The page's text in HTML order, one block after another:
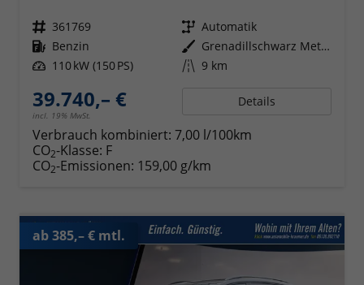
Fahrzeugnr. 361769 Getriebe Automatik
Kraftstoff Benzin Außenfarbe
Grenadillschwarz Metallic
Leistung 110 kW (150 PS) Kilometerstand 9 km
39.740,– €
incl. 19% MwSt.
Details
Verbrauch kombiniert: 7,00 l/100km
CO2-Klasse: F
CO2-Emissionen: 159,00 g/km
ab 385,– € mtl.